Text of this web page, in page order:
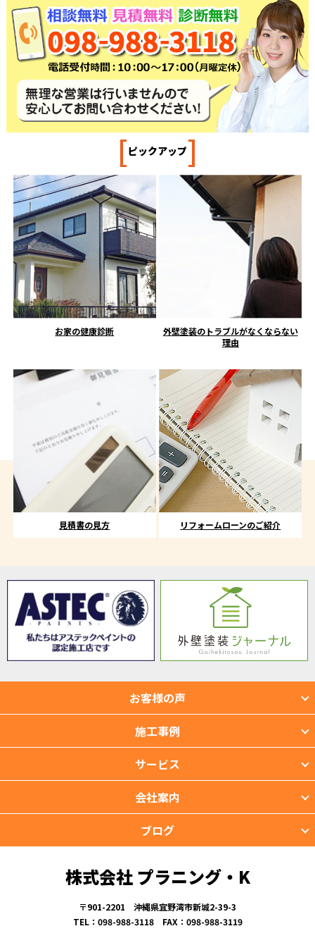
[ピックアップ]
お家の健康診断
外壁塗装のトラブルがなくならない
理由
見積書の見方 リフォームローンのご紹介
お客様の声
施工事例
サービス
会社案内
ブログ
株式会社 プラニング・K
〒901-2201 沖縄県宜野湾市新城2-39-3
TEL：098-988-3118 FAX：098-988-3119